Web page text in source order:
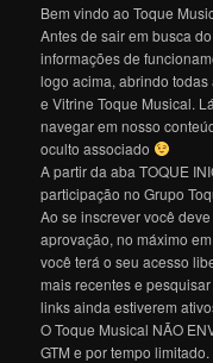
Bem vindo ao Toque
Antes de sair em busca
informações de
logo acima, abrindo
e Vitrine Toque Musical.
navegar em nosso
oculto associado
A partir da aba TOQUE
participação no Grupo
Ao se inscrever você
aprovação, no máximo
você terá o seu acesso
mais recentes e
links ainda estiverem
O Toque Musical NÃO
GTM e por tempo limitado.